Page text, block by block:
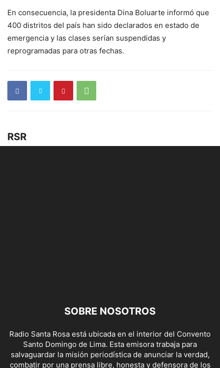
En consecuencia, la presidenta Dina Boluarte informó que
400 distritos del país han sido declarados en estado de
emergencia y las clases serían suspendidas y
reprogramadas para otras fechas.
RSR
SOBRE NOSOTROS
Radio Santa Rosa está ubicada en el interior del Convento
Santo Domingo de Lima. Esta emisora trabaja para
salvaguardar la misión periodística de anunciar la verdad,
combatir por una prensa libre, honesta y defensora de los